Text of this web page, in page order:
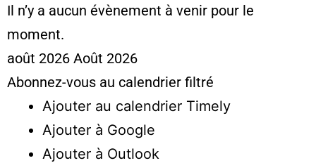
Il n’y a aucun évènement à venir pour le
moment.
août 2026 Août 2026
Abonnez-vous au calendrier filtré
Ajouter au calendrier Timely
Ajouter à Google
Ajouter à Outlook